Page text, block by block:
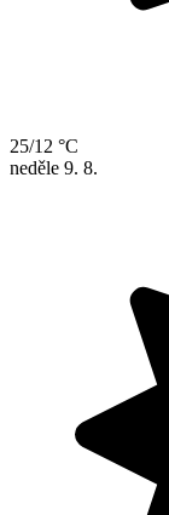
25/12 °C
neděle 9. 8.